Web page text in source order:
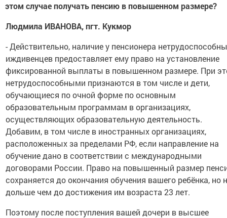
этом случае получать пенсию в повышенном размере?
Людмила ИВАНОВА, пгт. Кукмор
- Действительно, наличие у пенсионера
иждивенцев предоставляет ему право на установление
фиксированной выплаты в повышенном размере. При
нетрудоспособными признаются в том числе и дети,
обучающиеся по очной форме по основным
образовательным программам в организациях,
осуществляющих образовательную деятельность.
Добавим, в том числе в иностранных организациях,
расположенных за пределами РФ, если направление на
обучение дано в соответствии с международными
договорами России. Право на повышенный размер
сохраняется до окончания обучения вашего ребёнка, но
дольше чем до достижения им возраста 23 лет.
Поэтому после поступления вашей дочери в высшее